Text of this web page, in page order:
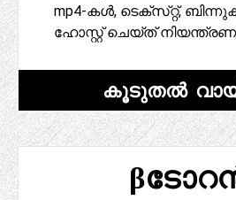
mp4-കൾ, ടെക്‌സ്‌റ്റ്,
ഹോസ്റ്റ് ചെയ്‌ത്
കൂടുതൽ